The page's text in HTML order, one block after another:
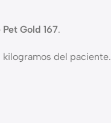
Gold 167.
kilogramos del paciente.